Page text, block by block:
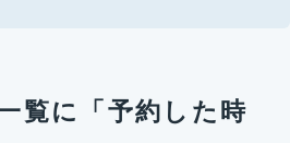
覧に「予約した時